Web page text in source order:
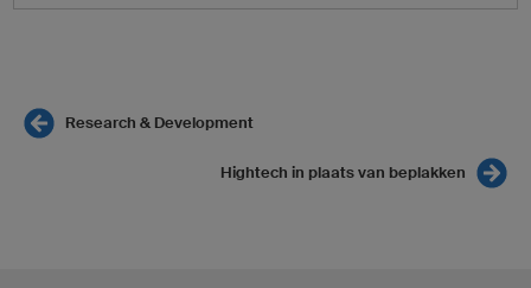
Research & Development
Hightech in plaats van beplakken